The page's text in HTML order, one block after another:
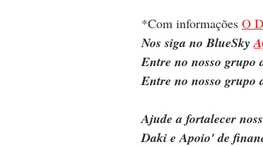
*Com informações O
Nos siga no BlueSky
Entre no nosso grupo
Entre no nosso grupo
Ajude a fortalecer
Daki e Apoio' de